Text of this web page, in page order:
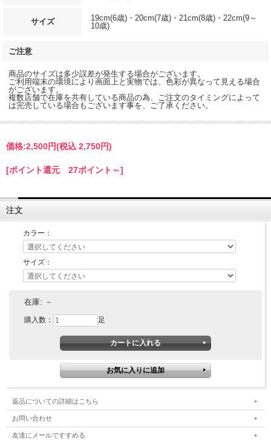
サイズ
19cm(6歳)・20cm(7歳)・21cm(8歳)・22cm(9～
10歳)
ご注意
商品のサイズは多少誤差が発生する場合がございます。
ご利用端末の環境により画面上と実物では、色彩が異なって見える場合
がございます。
複数店舗で在庫を共有している商品の為、ご注文のタイミングによって
は完売している場合もございます事を、ご了承ください。
価格:2,500円(税込 2,750円)
[ポイント還元 27ポイント～]
注文
カラー：
サイズ：
在庫: －
購入数： 足
返品についての詳細はこちら
お問い合わせ
友達にメールですすめる